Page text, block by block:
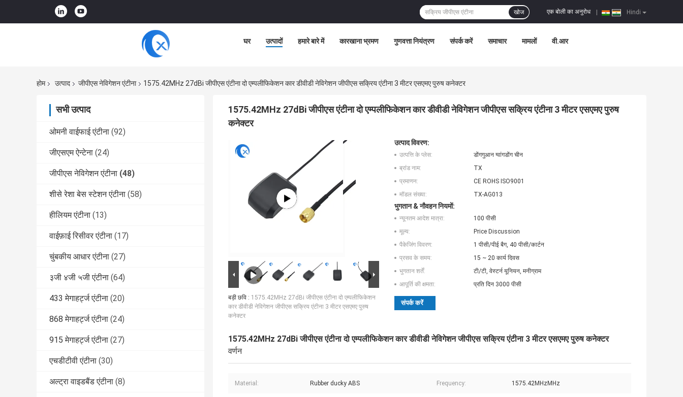
Hindi
एक बोली का अनुरोध
खोज
घर उत्पादों हमारे बारे में कारखाना भ्रमण गुणवत्ता नियंत्रण संपर्क करें समाचार मामलों वी.आर
होम उत्पाद जीपीएस नेविगेशन एंटीना 1575.42MHz 27dBi जीपीएस एंटीना दो एम्पलीफिकेशन कार डीवीडी नेविगेशन जीपीएस सक्रिय एंटीना 3 मीटर एसएमए पुरुष कनेक्टर
सभी उत्पाद
ओमनी वाईफाई एंटीना (92)
जीएसएम ऐन्टेना (24)
जीपीएस नेविगेशन एंटीना (48)
शीसे रेशा बेस स्टेशन एंटीना (58)
हीलियम एंटीना (13)
वाईफ़ाई रिसीवर एंटीना (17)
चुंबकीय आधार एंटीना (27)
३जी ४जी ५जी एंटीना (64)
433 मेगाहर्ट्ज एंटीना (20)
868 मेगाहर्ट्ज एंटीना (24)
915 मेगाहर्ट्ज एंटीना (27)
एचडीटीवी एंटीना (30)
अल्ट्रा वाइडबैंड एंटीना (8)
1575.42MHz 27dBi जीपीएस एंटीना दो एम्पलीफिकेशन कार डीवीडी नेविगेशन जीपीएस सक्रिय एंटीना 3 मीटर एसएमए पुरुष
कनेक्टर
बड़ी छवि : 1575.42MHz 27dBi जीपीएस एंटीना दो एम्पलीफिकेशन
कार डीवीडी नेविगेशन जीपीएस सक्रिय एंटीना 3 मीटर एसएमए पुरुष
कनेक्टर
उत्पाद विवरण:
उत्पत्ति के प्लेस:
डोंगगुआन ग्वांगडोंग चीन
ब्रांड नाम:
TX
प्रमाणन:
CE ROHS ISO9001
मॉडल संख्या:
TX-AG013
भुगतान & नौवहन नियमों:
न्यूनतम आदेश मात्रा:
100 पीसी
मूल्य:
Price Discussion
पैकेजिंग विवरण:
1 पीसी/पीई बैग, 40 पीसी/कार्टन
प्रसव के समय:
15 ~ 20 कार्य दिवस
भुगतान शर्तें:
टी/टी, वेस्टर्न यूनियन, मनीग्राम
आपूर्ति की क्षमता:
प्रति दिन 3000 पीसी
संपर्क करें
1575.42MHz 27dBi जीपीएस एंटीना दो एम्पलीफिकेशन कार डीवीडी नेविगेशन जीपीएस सक्रिय एंटीना 3 मीटर एसएमए पुरुष कनेक्टर
वर्णन
Material: Rubber ducky ABS Frequency: 1575.42MHzMHz